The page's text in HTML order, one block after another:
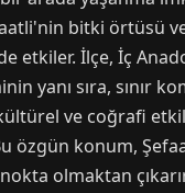
bitki örtüsü
etkiler. İlçe, İç
yanı sıra, sınır
ve coğrafi
özgün konum,
olmaktan